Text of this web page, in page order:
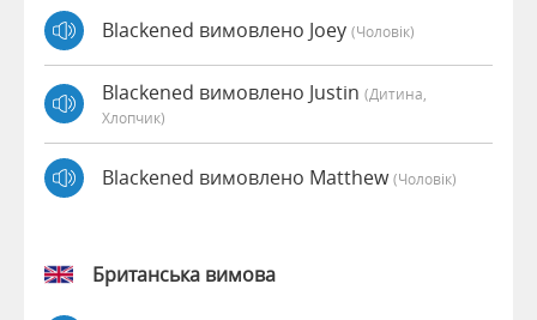
Blackened вимовлено Joey (чоловік)
Blackened вимовлено Justin (дитина,
Хлопчик)
Blackened вимовлено Matthew(чоловік)
Британська вимова